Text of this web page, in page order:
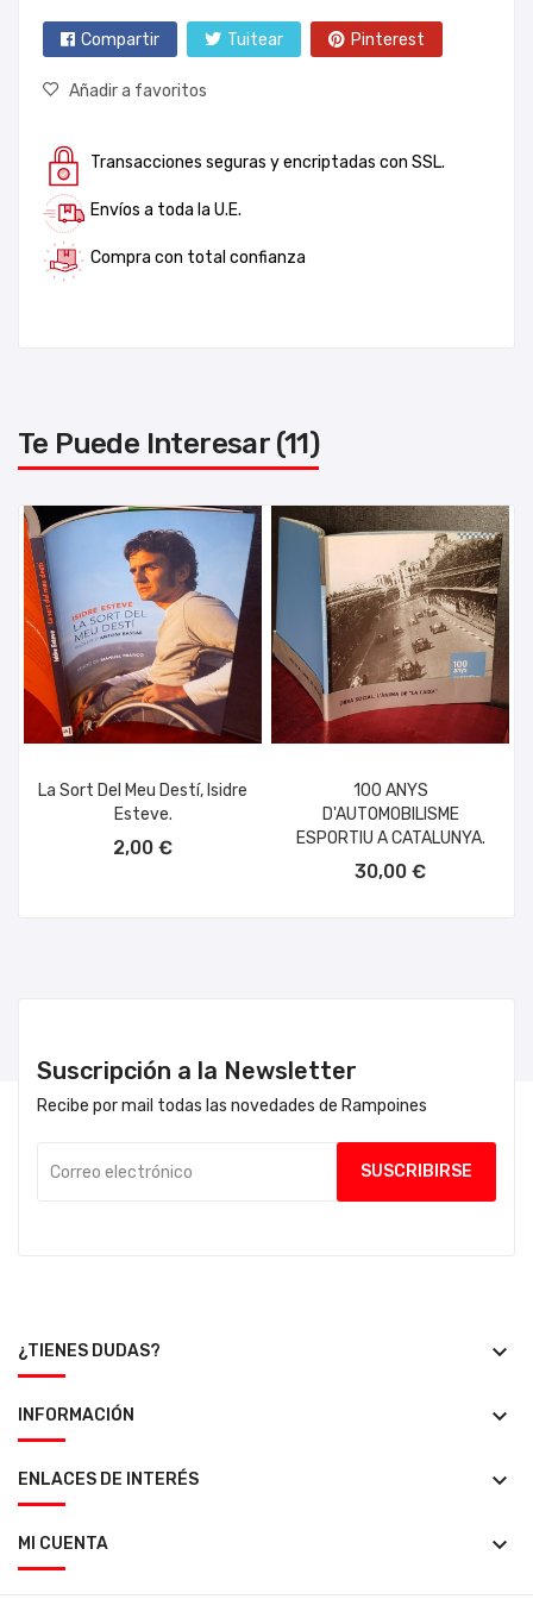
Compartir Tuitear Pinterest
Añadir a favoritos
Transacciones seguras y encriptadas con SSL.
Envíos a toda la U.E.
Compra con total confianza
Te Puede Interesar (11)
La Sort Del Meu Destí, Isidre
Esteve.
2,00 €
100 ANYS
D'AUTOMOBILISME
ESPORTIU A CATALUNYA.
30,00 €
Suscripción a la Newsletter
Recibe por mail todas las novedades de Rampoines
¿TIENES DUDAS? keyboard_arrow_down
INFORMACIÓN keyboard_arrow_down
ENLACES DE INTERÉS keyboard_arrow_down
MI CUENTA keyboard_arrow_down